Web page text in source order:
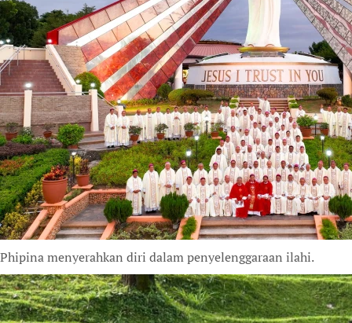
Phipina menyerahkan diri dalam penyelenggaraan ilahi.